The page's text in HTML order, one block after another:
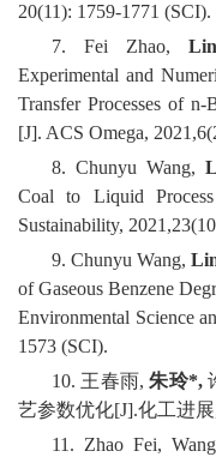
20(11): 1759-1771 (SCI).
7. Fei Zhao,
Experimental and
Transfer Processes of
[J]. ACS Omega,
8. Chunyu Wang,
Coal to Liquid
Sustainability,
9. Chunyu Wang,
of Gaseous Benzene
Environmental Science
1573 (SCI).
10. 王春雨,朱玲*,
艺参数优化[J].化工进展
11. Zhao Fei,